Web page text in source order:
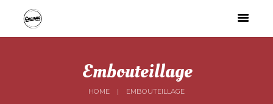
Embouteillage
HOME EMBOUTEILLAGE